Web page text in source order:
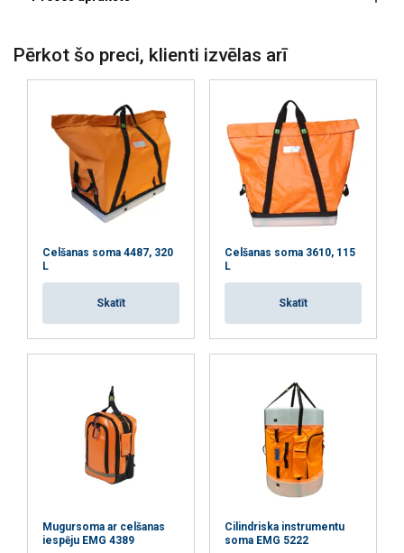
Pērkot šo preci, klienti izvēlas arī
Celšanas soma 4487, 320
L
Skatīt
Celšanas soma 3610, 115
L
Skatīt
Mugursoma ar celšanas
iespēju EMG 4389
Cilindriska instrumentu
soma EMG 5222
LATVIAN
Šajā tīmekļa vietnē tiek
izmantoti sīkfaili